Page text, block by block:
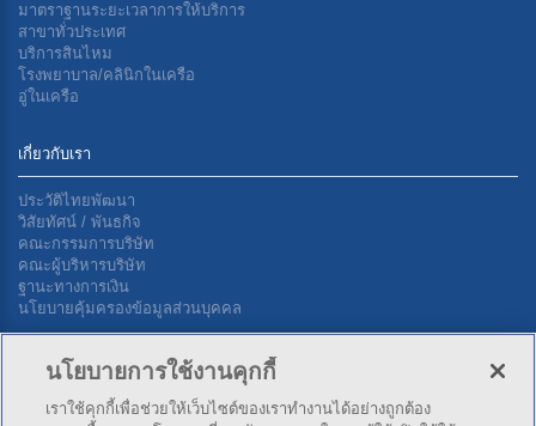
มาตราฐานระยะเวลาการให้บริการ
สาขาทั่วประเทศ
บริการสินไหม
โรงพยาบาล/คลินิกในเครือ
อู่ในเครือ
เกี่ยวกับเรา
ประวัติไทยพัฒนา
วิสัยทัศน์ / พันธกิจ
คณะกรรมการบริษัท
คณะผู้บริหารบริษัท
ฐานะทางการเงิน
นโยบายคุ้มครองข้อมูลส่วนบุคคล
ติดต่อเรา
นโยบายการใช้งานคุกกี้
เราใช้คุกกี้เพื่อช่วยให้เว็บไซต์ของเราทำงานได้อย่างถูกต้อง